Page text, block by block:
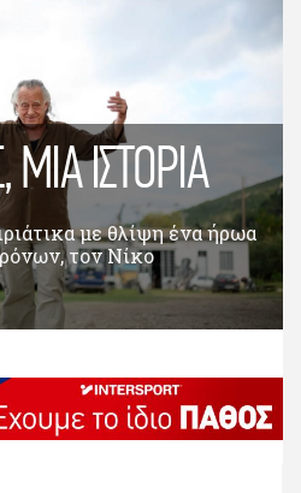
ΙΣΤΟΡΊΑ
με θλίψη ένα ήρωα
τον Νίκο
σε ηλικία 74
Όπως πολύ νέος
Γεννημένος...